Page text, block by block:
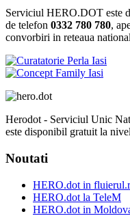
Serviciul HERO.DOT este
de telefon 0332 780 780,
convorbiri in reteaua
Herodot - Serviciul Unic
este disponibil gratuit la
Noutati
HERO.dot in
HERO.dot la TeleM
HERO.dot in